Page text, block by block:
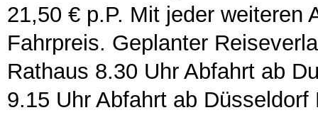
21,50 € p.P. Mit jeder weiteren
Fahrpreis. Geplanter
Rathaus 8.30 Uhr Abfahrt ab
9.15 Uhr Abfahrt ab